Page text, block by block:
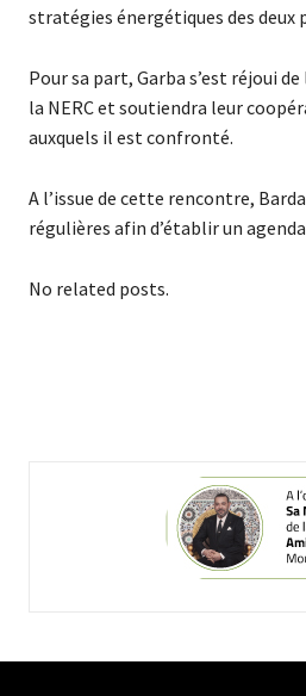
stratégies énergétiques des deux
Pour sa part, Garba s’est réjoui
la NERC et soutiendra leur
auxquels il est confronté.
A l’issue de cette rencontre,
régulières afin d’établir un
No related posts.